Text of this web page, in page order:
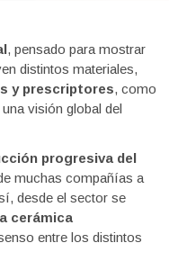
, pensado para mostrar
distintos materiales,
y prescriptores, como
visión global del
progresiva del
muchas compañías a
desde el sector se
cerámica
entre los distintos